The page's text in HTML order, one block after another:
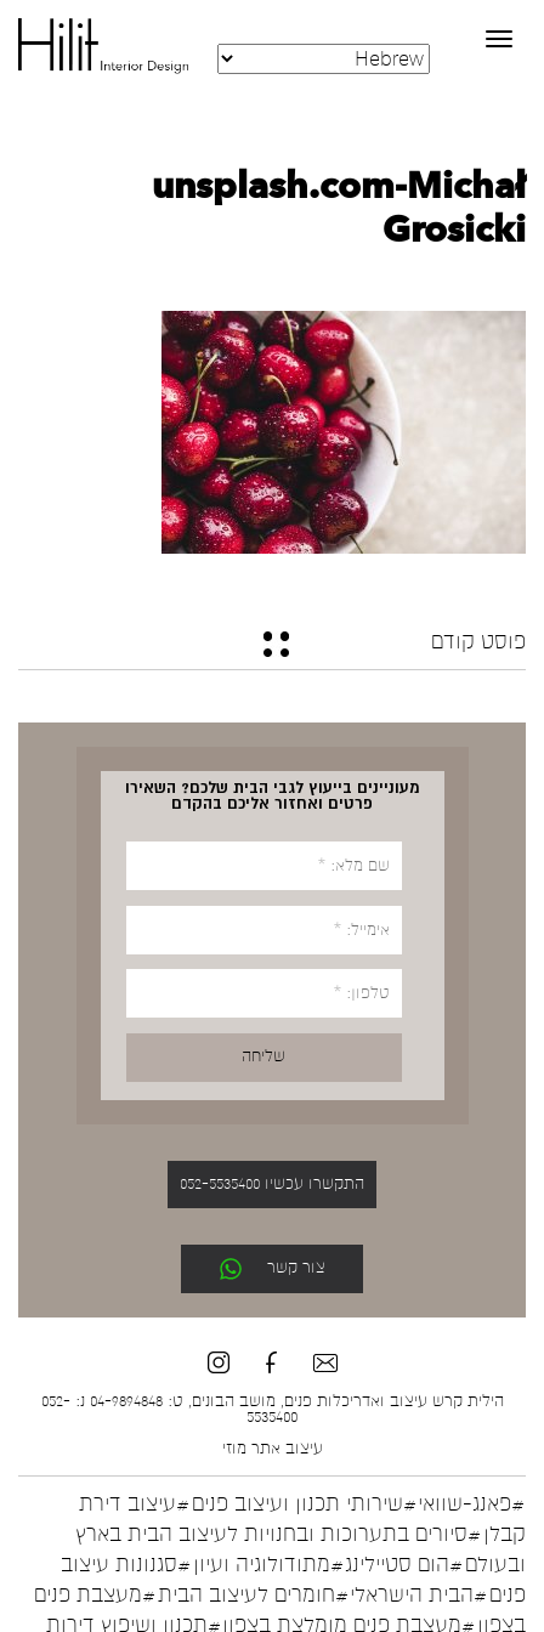
Toggle
navigation
unsplash.com-Michał
Grosicki
פוסט קודם
מעוניינים בייעוץ לגבי הבית שלכם? השאירו
פרטים ואחזור אליכם בהקדם
התקשרו עכשיו 052-5535400
צור קשר
הילית קרש עיצוב ואדריכלות פנים, מושב הבונים, ט: 04-9894848 נ: 052-
5535400
עיצוב אתר מוזי
#פאנג-שוואי#שירותי תכנון ועיצוב פנים#עיצוב דירת
קבלן #סיורים בתערוכות ובחנויות לעיצוב הבית בארץ
ובעולם#הום סטיילינג#מתודולוגיה ועיון #סגנונות עיצוב
פנים#הבית הישראלי#חומרים לעיצוב הבית#מעצבת פנים
בצפון #מעצבת פנים מומלצת בצפון#תכנון ושיפוץ דירות